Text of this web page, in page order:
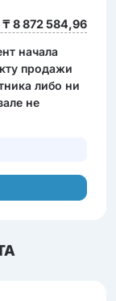
₸ 8 872 584,96
начала
продажи
либо ни
не